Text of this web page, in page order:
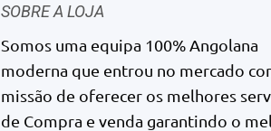
SOBRE A LOJA
Somos uma equipa 100% Angolana
moderna que entrou no mercado
missão de oferecer os melhores
de Compra e venda garantindo o